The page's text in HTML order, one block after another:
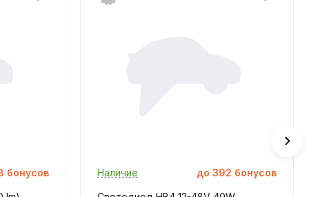
бонусов Наличие до 392 бонусов